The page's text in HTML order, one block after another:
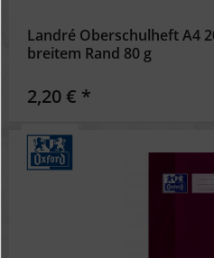
Landré Oberschulheft A4
breitem Rand 80 g
2,20 € *